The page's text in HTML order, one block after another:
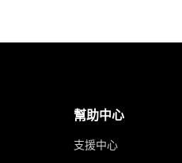
幫助中心
支援中心